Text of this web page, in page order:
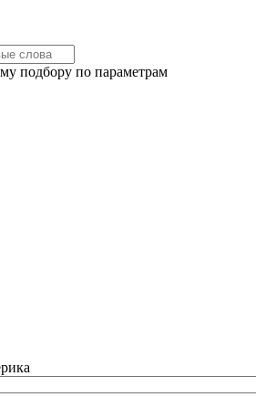
подбору по параметрам